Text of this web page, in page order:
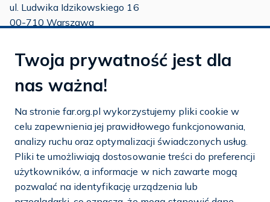
ul. Ludwika Idzikowskiego 16
00-710 Warszawa
tel.:22 651 88 03
22 858 26 39
tel.:22 642 22 91
e-mail:info@far.org.pl
Dostosuj cookies
Twoja prywatność jest dla
nas ważna!
Na stronie far.org.pl wykorzystujemy pliki cookie w
celu zapewnienia jej prawidłowego funkcjonowania,
analizy ruchu oraz optymalizacji świadczonych usług.
Pliki te umożliwiają dostosowanie treści do preferencji
użytkowników, a informacje w nich zawarte mogą
pozwalać na identyfikację urządzenia lub